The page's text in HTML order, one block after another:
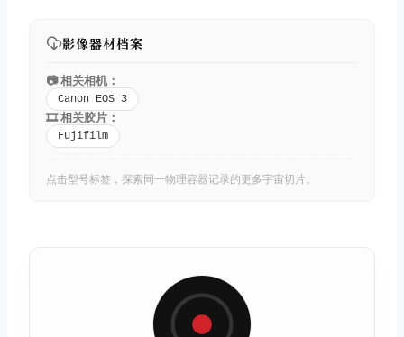
影像器材档案
📷 相关相机：
Canon EOS 3
🎞️ 相关胶片：
Fujifilm
点击型号标签，探索同一物理容器记录的更多宇宙切片。